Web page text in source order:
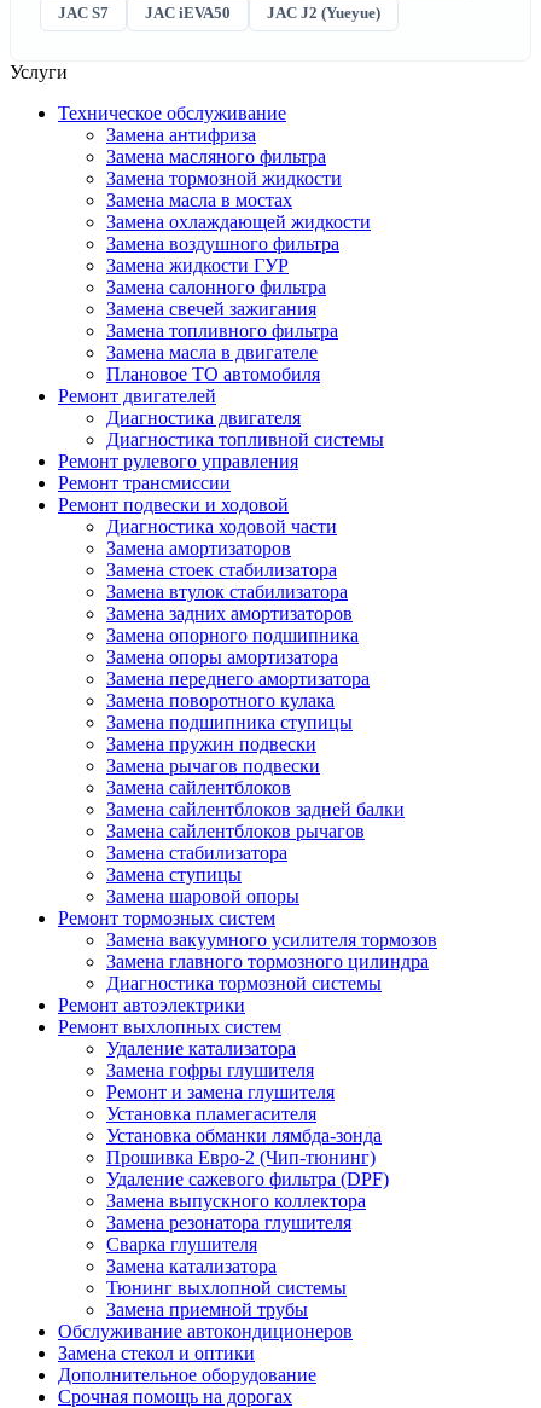
JAC S7
JAC iEVA50 JAC J2 (Yueyue)
Услуги
Техническое обслуживание
Замена антифриза
Замена масляного фильтра
Замена тормозной жидкости
Замена масла в мостах
Замена охлаждающей жидкости
Замена воздушного фильтра
Замена жидкости ГУР
Замена салонного фильтра
Замена свечей зажигания
Замена топливного фильтра
Замена масла в двигателе
Плановое ТО автомобиля
Ремонт двигателей
Диагностика двигателя
Диагностика топливной системы
Ремонт рулевого управления
Ремонт трансмиссии
Ремонт подвески и ходовой
Диагностика ходовой части
Замена амортизаторов
Замена стоек стабилизатора
Замена втулок стабилизатора
Замена задних амортизаторов
Замена опорного подшипника
Замена опоры амортизатора
Замена переднего амортизатора
Замена поворотного кулака
Замена подшипника ступицы
Замена пружин подвески
Замена рычагов подвески
Замена сайлентблоков
Замена сайлентблоков задней балки
Замена сайлентблоков рычагов
Замена стабилизатора
Замена ступицы
Замена шаровой опоры
Ремонт тормозных систем
Замена вакуумного усилителя тормозов
Замена главного тормозного цилиндра
Диагностика тормозной системы
Ремонт автоэлектрики
Ремонт выхлопных систем
Удаление катализатора
Замена гофры глушителя
Ремонт и замена глушителя
Установка пламегасителя
Установка обманки лямбда-зонда
Прошивка Евро-2 (Чип-тюнинг)
Удаление сажевого фильтра (DPF)
Замена выпускного коллектора
Замена резонатора глушителя
Сварка глушителя
Замена катализатора
Тюнинг выхлопной системы
Замена приемной трубы
Обслуживание автокондиционеров
Замена стекол и оптики
Дополнительное оборудование
Срочная помощь на дорогах